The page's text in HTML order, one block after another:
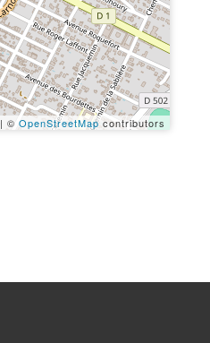
| ©OpenStreetMapcontributors